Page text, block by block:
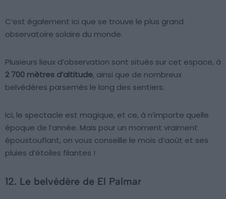
C’est également ici que se trouve le plus grand
observatoire solaire du monde.
Plusieurs lieux d’observation sont situés sur cet espace, à
2 700 mètres d’altitude, ainsi que de nombreux
belvédères parsemés le long des sentiers.
Ici, le spectacle est magique, et ce, à n’importe quelle
époque de l’année. Mais pour un moment vraiment
époustouflant, on vous conseille le mois d’août et ses
pluies d’étoiles filantes !
12. Le belvédère de El Palmar